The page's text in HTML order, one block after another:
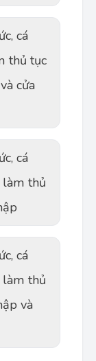
cá
thủ tục
cửa
cá
làm thủ
cá
làm thủ
và